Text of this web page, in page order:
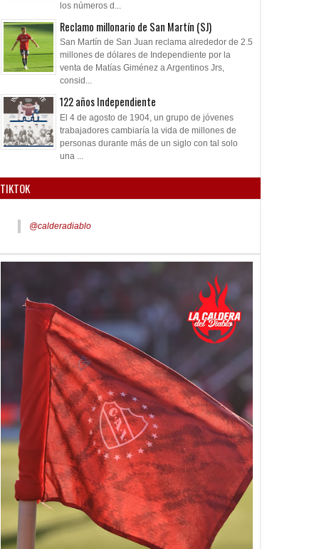
los números d...
Reclamo millonario de San Martín (SJ)
San Martín de San Juan reclama alrededor de 2.5
millones de dólares de Independiente por la
venta de Matías Giménez a Argentinos Jrs,
consid...
122 años Independiente
El 4 de agosto de 1904, un grupo de jóvenes
trabajadores cambiaría la vida de millones de
personas durante más de un siglo con tal solo
una ...
TIKTOK
@calderadiablo